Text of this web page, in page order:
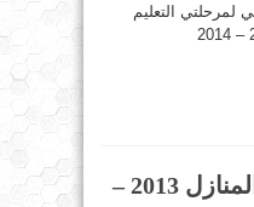
لمرحلتي التعليم
مواعيد الامتحانات المنازل 2013 –